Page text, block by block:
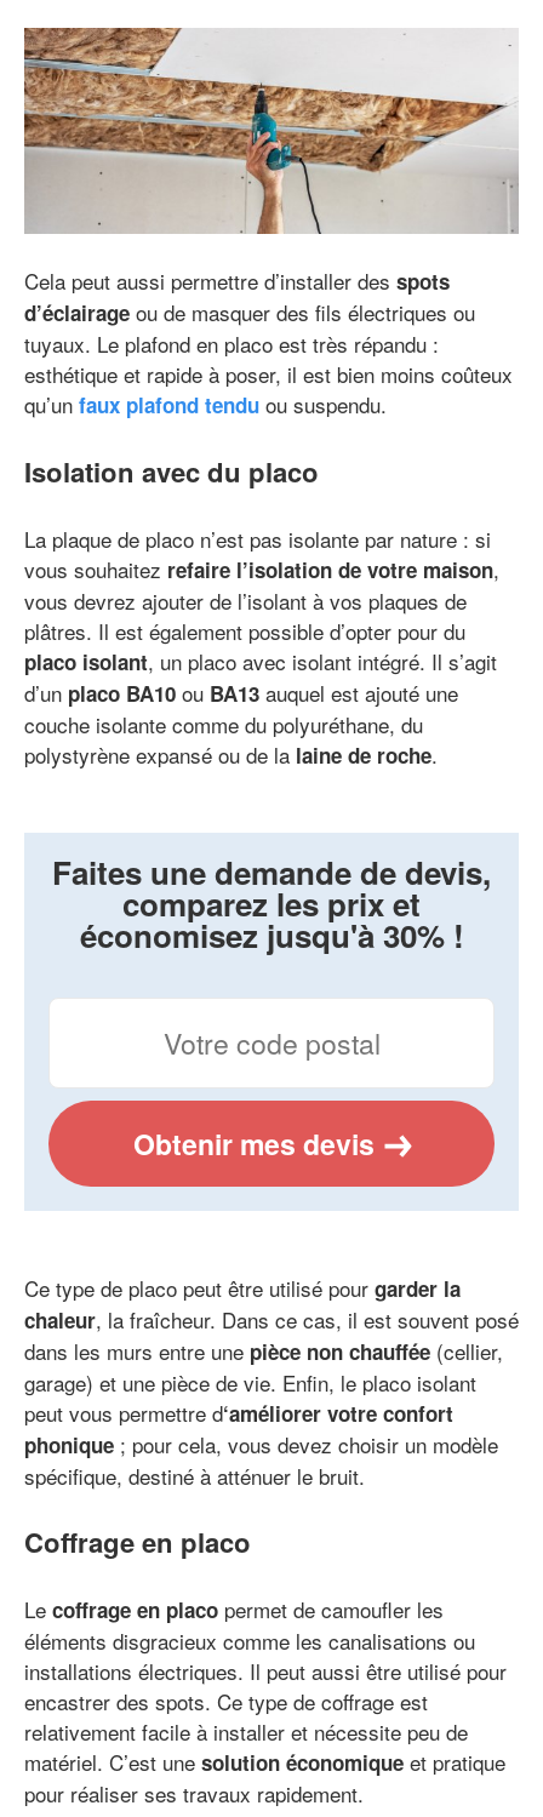
Cela peut aussi permettre d’installer des spots
d’éclairage ou de masquer des fils électriques ou
tuyaux. Le plafond en placo est très répandu :
esthétique et rapide à poser, il est bien moins coûteux
qu’un faux plafond tendu ou suspendu.
Isolation avec du placo
La plaque de placo n’est pas isolante par nature : si
vous souhaitez refaire l’isolation de votre maison,
vous devrez ajouter de l’isolant à vos plaques de
plâtres. Il est également possible d’opter pour du
placo isolant, un placo avec isolant intégré. Il s’agit
d’un placo BA10 ou BA13 auquel est ajouté une
couche isolante comme du polyuréthane, du
polystyrène expansé ou de la laine de roche.
Faites une demande de devis,
comparez les prix et
économisez jusqu'à 30% !
Obtenir mes devis
Ce type de placo peut être utilisé pour garder la
chaleur, la fraîcheur. Dans ce cas, il est souvent posé
dans les murs entre une pièce non chauffée (cellier,
garage) et une pièce de vie. Enfin, le placo isolant
peut vous permettre d‘améliorer votre confort
phonique ; pour cela, vous devez choisir un modèle
spécifique, destiné à atténuer le bruit.
Coffrage en placo
Le coffrage en placo permet de camoufler les
éléments disgracieux comme les canalisations ou
installations électriques. Il peut aussi être utilisé pour
encastrer des spots. Ce type de coffrage est
relativement facile à installer et nécessite peu de
matériel. C’est une solution économique et pratique
pour réaliser ses travaux rapidement.